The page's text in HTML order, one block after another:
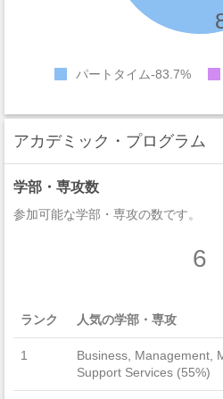
パートタイム 83.7%
アカデミック・プログラム
学部・専攻数
参加可能な学部・専攻の数です。
6
ランク 人気の学部・専攻
1
Business, Management,
Support Services (55%)